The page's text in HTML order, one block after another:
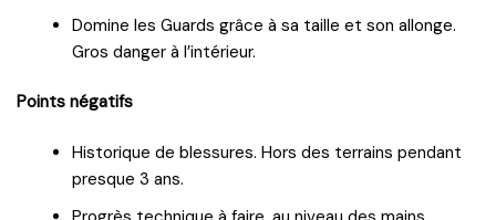
Domine les Guards grâce à sa taille et son allonge.
Gros danger à l’intérieur.
Points négatifs
Historique de blessures. Hors des terrains pendant
presque 3 ans.